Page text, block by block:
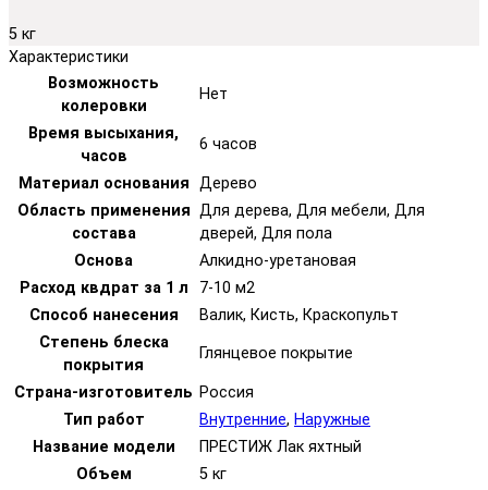
5 кг
Характеристики
Возможность
колеровки
Нет
Время высыхания,
часов
6 часов
Материал основания Дерево
Область применения
состава
Для дерева, Для мебели, Для
дверей, Для пола
Основа
Алкидно-уретановая
Расход квдрат за 1 л
7-10 м2
Способ нанесения
Валик, Кисть, Краскопульт
Степень блеска
покрытия
Глянцевое покрытие
Страна-изготовитель Россия
Тип работ
Внутренние, Наружные
Название модели
ПРЕСТИЖ Лак яхтный
Объем
5 кг